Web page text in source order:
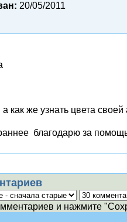
20/05/2011
как же узнать цвета
благодарю за
и нажмите